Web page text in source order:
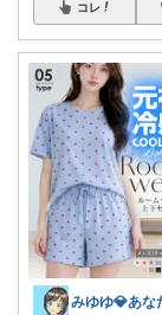
コレ